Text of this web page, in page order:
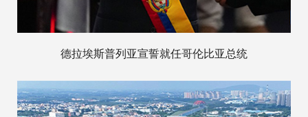
德拉埃斯普列亚宣誓就任哥伦比亚总统